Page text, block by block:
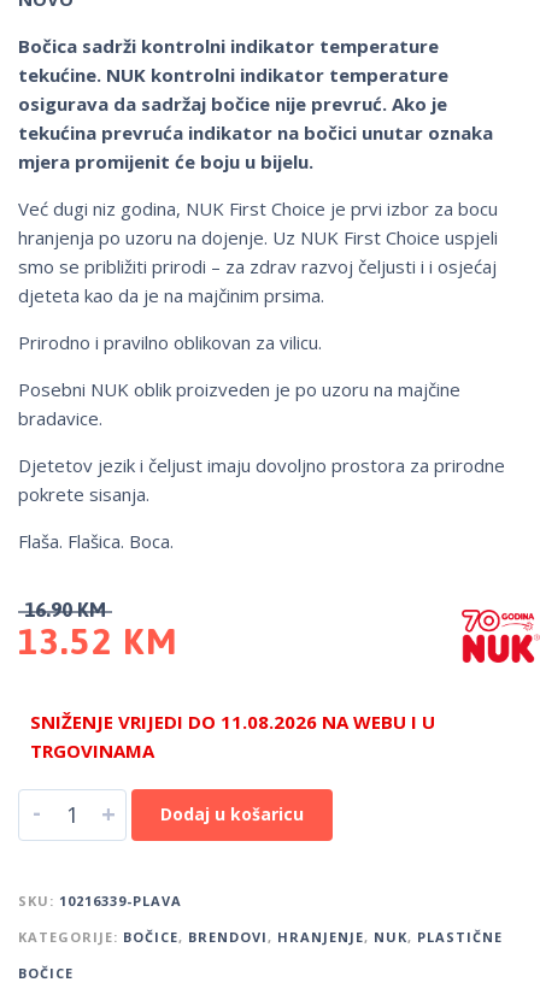
Bočica sadrži kontrolni indikator temperature
tekućine. NUK kontrolni indikator temperature
osigurava da sadržaj bočice nije prevruć. Ako je
tekućina prevruća indikator na bočici unutar oznaka
mjera promijenit će boju u bijelu.
Već dugi niz godina, NUK First Choice je prvi izbor za bocu
hranjenja po uzoru na dojenje. Uz NUK First Choice uspjeli
smo se približiti prirodi – za zdrav razvoj čeljusti i i osjećaj
djeteta kao da je na majčinim prsima.
Prirodno i pravilno oblikovan za vilicu.
Posebni NUK oblik proizveden je po uzoru na majčine
bradavice.
Djetetov jezik i čeljust imaju dovoljno prostora za prirodne
pokrete sisanja.
Flaša. Flašica. Boca.
16.90KM
13.52 KM
SNIŽENJE VRIJEDI DO 11.08.2026 NA WEBU I U
TRGOVINAMA
- + Dodaj u košaricu
SKU: 10216339-PLAVA
KATEGORIJE: BOČICE, BRENDOVI, HRANJENJE, NUK, PLASTIČNE
BOČICE